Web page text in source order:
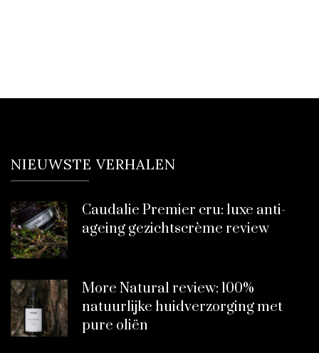
NIEUWSTE VERHALEN
Caudalie Premier cru: luxe anti-
ageing gezichtscrème review
More Natural review: 100%
natuurlijke huidverzorging met
pure oliën